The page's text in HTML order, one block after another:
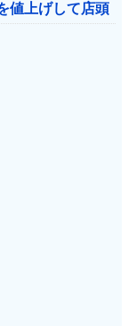
値上げして店頭